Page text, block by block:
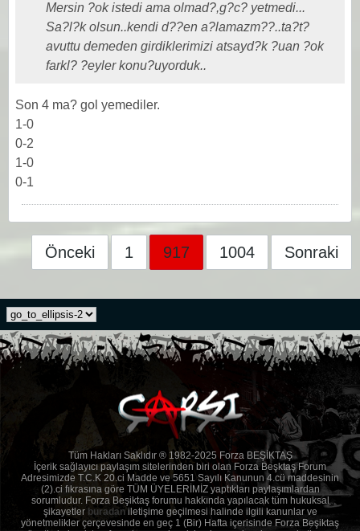
Mersin ?ok istedi ama olmad?,g?c? yetmedi...
Sa?l?k olsun..kendi d??en a?lamazm??..ta?t?
avuttu demeden girdiklerimizi atsayd?k ?uan ?ok
farkl? ?eyler konu?uyorduk..
Son 4 ma? gol yemediler.
1-0
0-2
1-0
0-1
Önceki 1 917 1004 Sonraki
Tüm Hakları Saklıdır ® 1982-2025 Forza BEŞİKTAŞ
İçerik sağlayıcı paylaşım sitelerinden biri olan Forza Beşktaş Forum
Adresimizde T.C.K 20.ci Madde ve 5651 Sayılı Kanunun 4.cü maddesinin
(2).ci fıkrasına göre TÜM ÜYELERİMİZ yaptıkları paylaşımlardan
sorumludur. Forza Beşiktaş forumu hakkında yapılacak tüm hukuksal
şikayetler buradaniletişime geçilmesi halinde ilgili kanunlar ve
yönetmelikler çerçevesinde en geç 1 (Bir) Hafta içerisinde Forza Beşiktaş